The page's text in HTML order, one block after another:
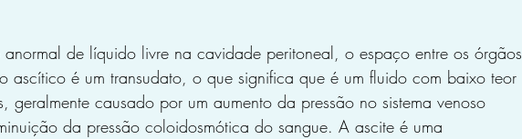
de líquido livre na cavidade peritoneal, o espaço entre os órgãos
ascítico é um transudato, o que significa que é um fluido com baixo teor
geralmente causado por um aumento da pressão no sistema venoso
da pressão coloidosmótica do sangue. A ascite é uma